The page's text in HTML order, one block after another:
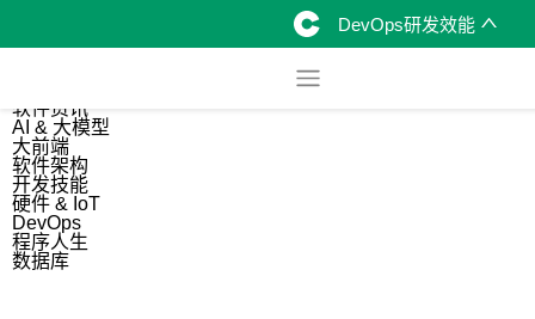
DevOps研发效能
软件资讯
AI & 大模型
大前端
软件架构
开发技能
硬件 & IoT
DevOps
程序人生
数据库